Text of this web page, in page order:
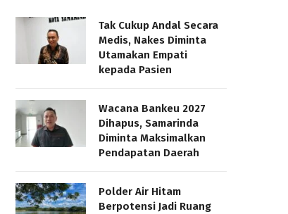
Tak Cukup Andal Secara
Medis, Nakes Diminta
Utamakan Empati
kepada Pasien
Wacana Bankeu 2027
Dihapus, Samarinda
Diminta Maksimalkan
Pendapatan Daerah
Polder Air Hitam
Berpotensi Jadi Ruang